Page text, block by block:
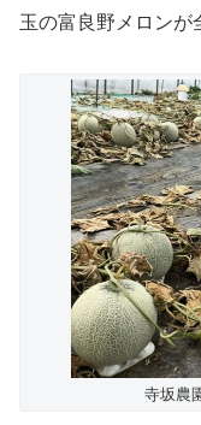
玉の富良野メロンが
寺坂農